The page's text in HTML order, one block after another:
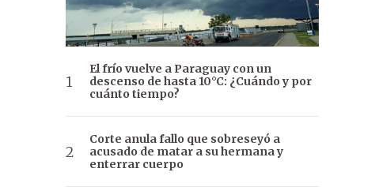
El frío vuelve a Paraguay con un
descenso de hasta 10°C: ¿Cuándo y por
cuánto tiempo?
Corte anula fallo que sobreseyó a
acusado de matar a su hermana y
enterrar cuerpo